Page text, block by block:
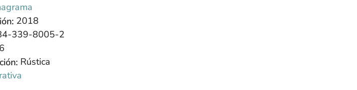
2018
339-8005-2
Rústica